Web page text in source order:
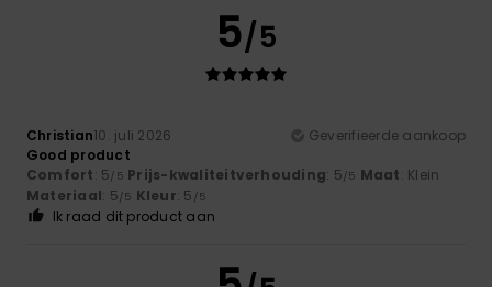
5/5
Christian10. juli 2026
Geverifieerde aankoop
Good product
Comfort: 5/5 Prijs-kwaliteitverhouding: 5/5 Maat: Klein
Materiaal: 5/5 Kleur: 5 /5
Ik raad dit product aan